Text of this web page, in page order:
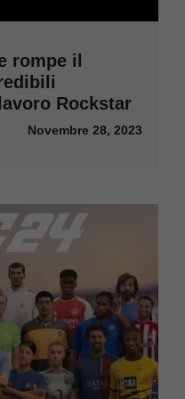
rompe il
Rockstar
Novembre 28, 2023